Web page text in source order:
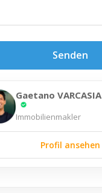
Senden
Gaetano VARCASIA
Immobilienmakler
Profil ansehen